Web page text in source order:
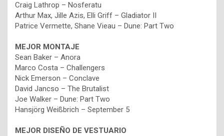
Craig Lathrop – Nosferatu
Arthur Max, Jille Azis, Elli Griff – Gladiator II
Patrice Vermette, Shane Vieau – Dune: Part Two
MEJOR MONTAJE
Sean Baker – Anora
Marco Costa – Challengers
Nick Emerson – Conclave
David Jancso – The Brutalist
Joe Walker – Dune: Part Two
Hansjörg Weißbrich – September 5
MEJOR DISEÑO DE VESTUARIO